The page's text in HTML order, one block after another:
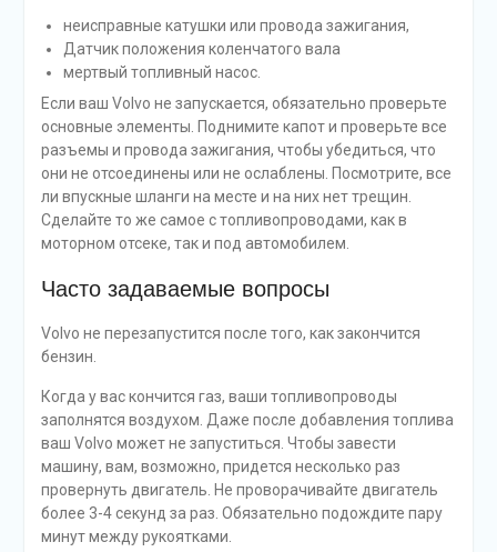
неисправные катушки или провода зажигания,
Датчик положения коленчатого вала
мертвый топливный насос.
Если ваш Volvo не запускается, обязательно проверьте
основные элементы. Поднимите капот и проверьте все
разъемы и провода зажигания, чтобы убедиться, что
они не отсоединены или не ослаблены. Посмотрите, все
ли впускные шланги на месте и на них нет трещин.
Сделайте то же самое с топливопроводами, как в
моторном отсеке, так и под автомобилем.
Часто задаваемые вопросы
Volvo не перезапустится после того, как закончится
бензин.
Когда у вас кончится газ, ваши топливопроводы
заполнятся воздухом. Даже после добавления топлива
ваш Volvo может не запуститься. Чтобы завести
машину, вам, возможно, придется несколько раз
провернуть двигатель. Не проворачивайте двигатель
более 3-4 секунд за раз. Обязательно подождите пару
минут между рукоятками.